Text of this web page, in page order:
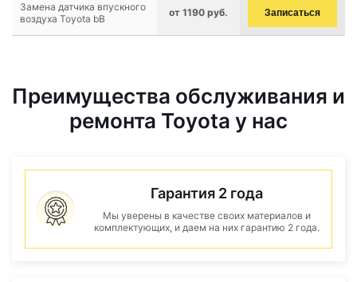
Замена датчика впускного
воздуха Toyota bB
от 1190 руб. Записаться
Преимущества обслуживания и
ремонта Toyota у нас
Гарантия 2 года
Мы уверены в качестве своих материалов и
комплектующих, и даем на них гарантию 2 года.